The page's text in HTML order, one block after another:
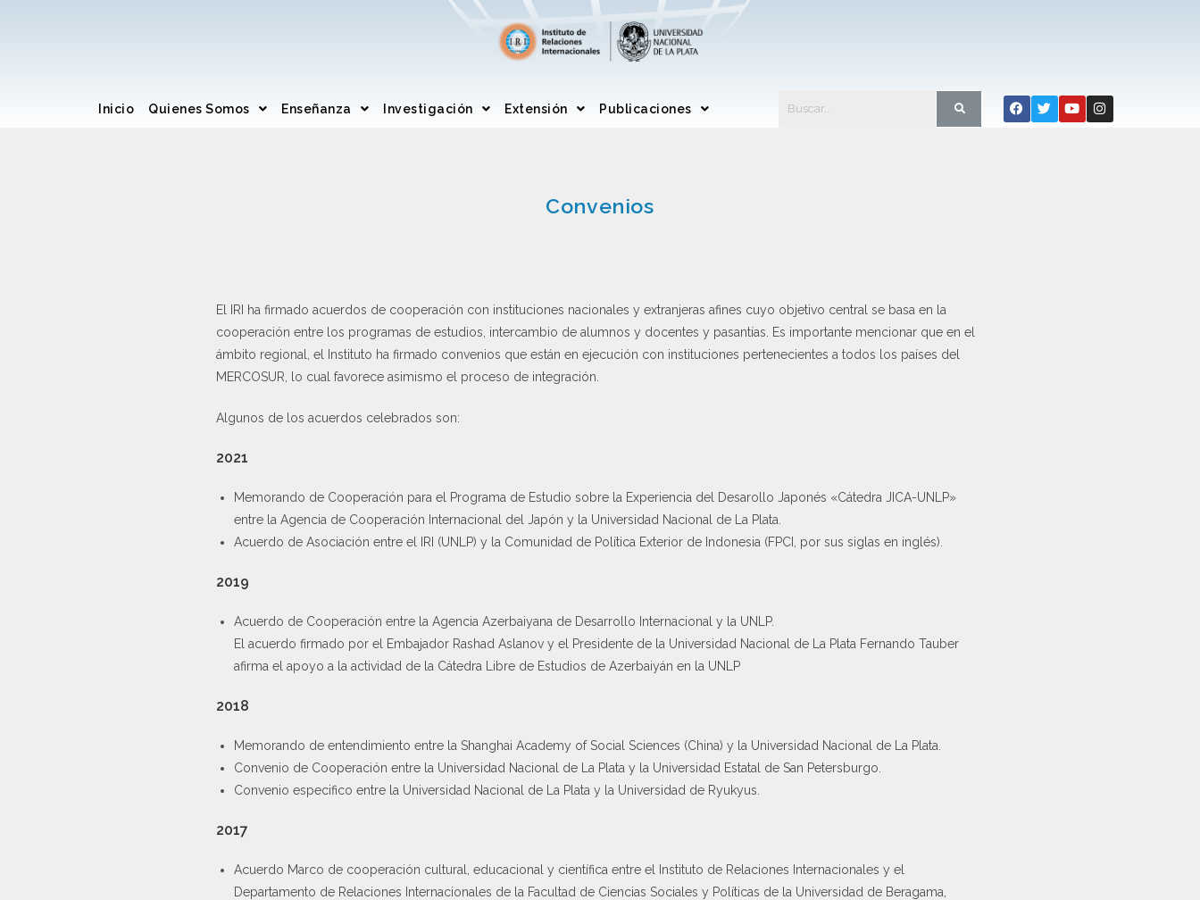
Inicio Quienes Somos Enseñanza Investigación Extensión Publicaciones
Convenios
El IRI ha firmado acuerdos de cooperación con instituciones nacionales y extranjeras afines cuyo objetivo central se basa en la
cooperación entre los programas de estudios, intercambio de alumnos y docentes y pasantías. Es importante mencionar que en el
ámbito regional, el Instituto ha firmado convenios que están en ejecución con instituciones pertenecientes a todos los países del
MERCOSUR, lo cual favorece asimismo el proceso de integración.
Algunos de los acuerdos celebrados son:
2021
Memorando de Cooperación para el Programa de Estudio sobre la Experiencia del Desarollo Japonés «Cátedra JICA-UNLP»
entre la Agencia de Cooperación Internacional del Japón y la Universidad Nacional de La Plata.
Acuerdo de Asociación entre el IRI (UNLP) y la Comunidad de Política Exterior de Indonesia (FPCI, por sus siglas en inglés).
2019
Acuerdo de Cooperación entre la Agencia Azerbaiyana de Desarrollo Internacional y la UNLP.
El acuerdo firmado por el Embajador Rashad Aslanov y el Presidente de la Universidad Nacional de La Plata Fernando Tauber
afirma el apoyo a la actividad de la Cátedra Libre de Estudios de Azerbaiyán en la UNLP
2018
Memorando de entendimiento entre la Shanghai Academy of Social Sciences (China) y la Universidad Nacional de La Plata.
Convenio de Cooperación entre la Universidad Nacional de La Plata y la Universidad Estatal de San Petersburgo.
Convenio especifico entre la Universidad Nacional de La Plata y la Universidad de Ryukyus.
2017
Acuerdo Marco de cooperación cultural, educacional y científica entre el Instituto de Relaciones Internacionales y el
Departamento de Relaciones Internacionales de la Facultad de Ciencias Sociales y Políticas de la Universidad de Beragama,